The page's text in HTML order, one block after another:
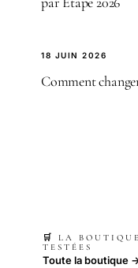
18 JUIN 2026
Comment
🛒 LA
TESTÉES
Toute la boutique